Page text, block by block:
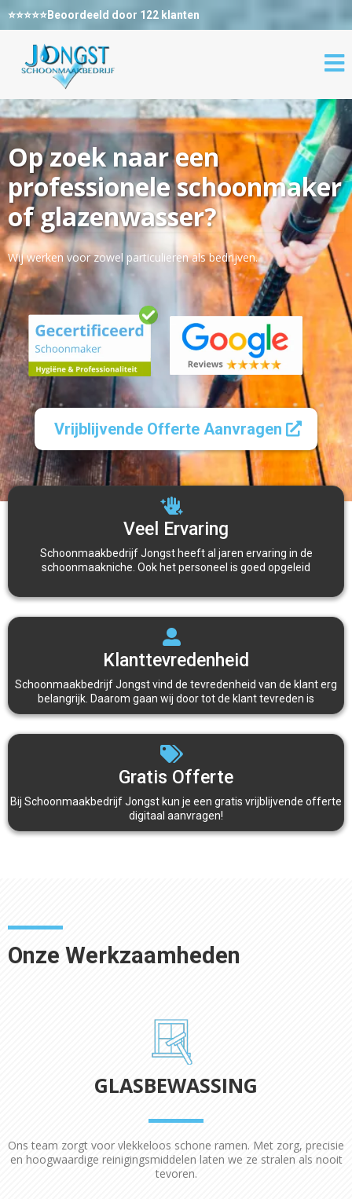
⭐⭐⭐⭐⭐Beoordeeld door 122 klanten
Op zoek naar een
professionele schoonmaker
of glazenwasser?
Wij werken voor zowel particulieren als bedrijven.
Vrijblijvende Offerte Aanvragen
Veel Ervaring
Schoonmaakbedrijf Jongst heeft al jaren ervaring in de
schoonmaakniche. Ook het personeel is goed opgeleid
Klanttevredenheid
Schoonmaakbedrijf Jongst vind de tevredenheid van de klant erg
belangrijk. Daarom gaan wij door tot de klant tevreden is
Gratis Offerte
Bij Schoonmaakbedrijf Jongst kun je een gratis vrijblijvende offerte
digitaal aanvragen!
Onze Werkzaamheden
GLASBEWASSING
Ons team zorgt voor vlekkeloos schone ramen. Met zorg, precisie
en hoogwaardige reinigingsmiddelen laten we ze stralen als nooit
tevoren.